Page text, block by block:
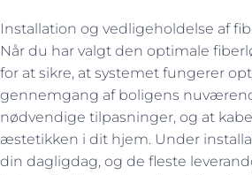
Installation og vedligeholdelse af
Når du har valgt den optimale
for at sikre, at systemet fungerer
gennemgang af boligens
nødvendige tilpasninger, og at
æstetikken i dit hjem. Under
din dagligdag, og de fleste